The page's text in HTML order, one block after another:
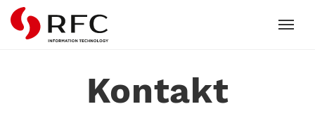
RFC
Kontakt